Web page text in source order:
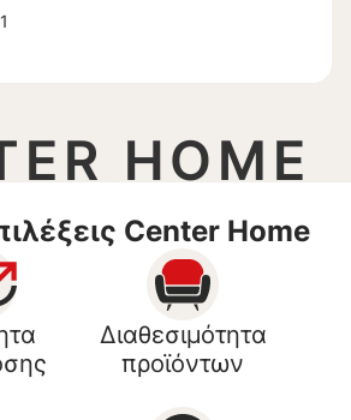
1
HOME
Center Home
Διαθεσιμότητα
προϊόντων